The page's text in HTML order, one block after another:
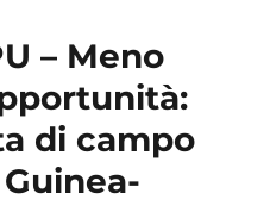
territorio
occupato
e
– Meno
di campo